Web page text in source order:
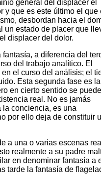
general del displacer el
y que es este último el que
desbordan hacia el
un estado de placer que
displacer del dolor.
a diferencia del
del trabajo analítico. El
el curso del análisis; el
Esta segunda fase es
en cierto sentido se puede
real. No es jamás
la conciencia, es una
por ello deja de constituir
a una o varias escenas
realmente a su padre
en denominar fantasía a
tarde la fantasía de